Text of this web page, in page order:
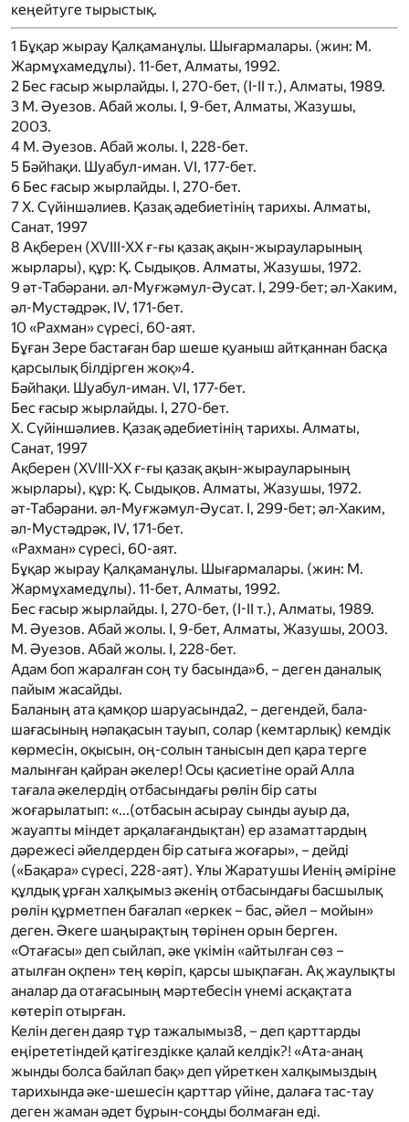
кеңейтуге тырыстық.
1 Бұқар жырау Қалқаманұлы. Шығармалары. (жин: М.
Жармұхамедұлы). 11-бет, Алматы, 1992.
2 Бес ғасыр жырлайды. I, 270-бет, (I-II т.), Алматы, 1989.
3 М. Әуезов. Абай жолы. I, 9-бет, Алматы, Жазушы,
2003.
4 М. Әуезов. Абай жолы. I, 228-бет.
5 Бәйһақи. Шуабул-иман. VI, 177-бет.
6 Бес ғасыр жырлайды. I, 270-бет.
7Х. Сүйіншәлиев. Қазақ әдебиетінің тарихы. Алматы,
Санат, 1997
8 Ақберен (XVIII-XX ғ-ғы қазақ ақын-жырауларының
жырлары), құр: Қ. Сыдықов. Алматы, Жазушы, 1972.
9 әт-Табәрани. әл-Муғжәмул-Әусат. I, 299-бет; әл-Хаким,
әл-Мустәдрәк, IV, 171-бет.
10 «Рахман» сүресі, 60-аят.
Бұған Зере бастаған бар шеше қуаныш айтқаннан басқа
қарсылық білдірген жоқ»4.
Бәйһақи. Шуабул-иман. VI, 177-бет.
Бес ғасыр жырлайды. I, 270-бет.
Х. Сүйіншәлиев. Қазақ әдебиетінің тарихы. Алматы,
Санат, 1997
Ақберен (XVIII-XX ғ-ғы қазақ ақын-жырауларының
жырлары), құр: Қ. Сыдықов. Алматы, Жазушы, 1972.
әт-Табәрани. әл-Муғжәмул-Әусат. I, 299-бет; әл-Хаким,
әл-Мустәдрәк, IV, 171-бет.
«Рахман» сүресі, 60-аят.
Бұқар жырау Қалқаманұлы. Шығармалары. (жин: М.
Жармұхамедұлы). 11-бет, Алматы, 1992.
Бес ғасыр жырлайды. I, 270-бет, (I-II т.), Алматы, 1989.
М. Әуезов. Абай жолы. I, 9-бет, Алматы, Жазушы, 2003.
М. Әуезов. Абай жолы. I, 228-бет.
Адам боп жаралған соң ту басында»6, – деген даналық
пайым жасайды.
Баланың ата қамқор шаруасында2, – дегендей, бала-
шағасының нәпақасын тауып, солар (кемтарлық) кемдік
көрмесін, оқысын, оң-солын танысын деп қара терге
малынған қайран әкелер! Осы қасиетіне орай Алла
тағала әкелердің отбасындағы рөлін бір саты
жоғарылатып: «...(отбасын асырау сынды ауыр да,
жауапты міндет арқалағандықтан) ер азаматтардың
дәрежесі әйелдерден бір сатыға жоғары», – дейді
(«Бақара» сүресі, 228-аят). Ұлы Жаратушы Иенің әміріне
құлдық ұрған халқымыз әкенің отбасындағы басшылық
рөлін құрметпен бағалап «еркек – бас, әйел – мойын»
деген. Әкеге шаңырақтың төрінен орын берген.
«Отағасы» деп сыйлап, әке үкімін «айтылған сөз –
атылған оқпен» тең көріп, қарсы шықпаған. Ақ жаулықты
аналар да отағасының мәртебесін үнемі асқақтата
көтеріп отырған.
Келін деген даяр тұр тажалымыз8, – деп қарттарды
еңірететіндей қатігездікке қалай келдік?! «Ата-анаң
жынды болса байлап бақ» деп үйреткен халқымыздың
тарихында әке-шешесін қарттар үйіне, далаға тас-тау
деген жаман әдет бұрын-соңды болмаған еді.